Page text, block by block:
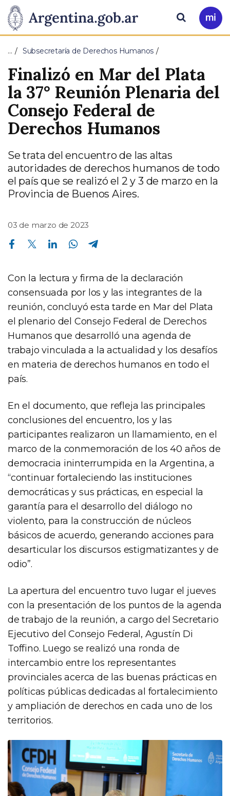
Presidencia
de
la
Nación
Pasar al contenido principal
Ir
a
Buscar
… Subsecretaría de Derechos Humanos
Finalizó en Mar del Plata
la 37° Reunión Plenaria del
Consejo Federal de
Derechos Humanos
Se trata del encuentro de las altas
autoridades de derechos humanos de todo
el país que se realizó el 2 y 3 de marzo en la
Provincia de Buenos Aires.
03 de marzo de 2023
Compartir en Facebook Compartir en Twitter Compartir en Linkedin Compartir en Whatsapp
Con la lectura y firma de la declaración
consensuada por los y las integrantes de la
reunión, concluyó esta tarde en Mar del Plata
el plenario del Consejo Federal de Derechos
Humanos que desarrolló una agenda de
trabajo vinculada a la actualidad y los desafíos
en materia de derechos humanos en todo el
país.
En el documento, que refleja las principales
conclusiones del encuentro, los y las
participantes realizaron un llamamiento, en el
marco de la conmemoración de los 40 años de
democracia ininterrumpida en la Argentina, a
“continuar fortaleciendo las instituciones
democráticas y sus prácticas, en especial la
garantía para el desarrollo del diálogo no
violento, para la construcción de núcleos
básicos de acuerdo, generando acciones para
desarticular los discursos estigmatizantes y de
odio”.
La apertura del encuentro tuvo lugar el jueves
con la presentación de los puntos de la agenda
de trabajo de la reunión, a cargo del Secretario
Ejecutivo del Consejo Federal, Agustín Di
Toffino. Luego se realizó una ronda de
intercambio entre los representantes
provinciales acerca de las buenas prácticas en
políticas públicas dedicadas al fortalecimiento
y ampliación de derechos en cada uno de los
territorios.